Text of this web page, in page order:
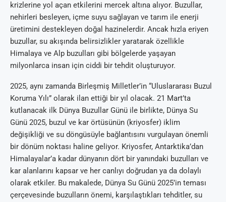
krizlerine yol açan etkilerini mercek altına alıyor. Buzullar,
nehirleri besleyen, içme suyu sağlayan ve tarım ile enerji
üretimini destekleyen doğal hazinelerdir. Ancak hızla eriyen
buzullar, su akışında belirsizlikler yaratarak özellikle
Himalaya ve Alp buzulları gibi bölgelerde yaşayan
milyonlarca insan için ciddi bir tehdit oluşturuyor.
2025, aynı zamanda Birleşmiş Milletler’in “Uluslararası Buzul
Koruma Yılı” olarak ilan ettiği bir yıl olacak. 21 Mart’ta
kutlanacak ilk Dünya Buzullar Günü ile birlikte, Dünya Su
Günü 2025, buzul ve kar örtüsünün (kriyosfer) iklim
değişikliği ve su döngüsüyle bağlantısını vurgulayan önemli
bir dönüm noktası haline geliyor. Kriyosfer, Antarktika’dan
Himalayalar’a kadar dünyanın dört bir yanındaki buzulları ve
kar alanlarını kapsar ve her canlıyı doğrudan ya da dolaylı
olarak etkiler. Bu makalede, Dünya Su Günü 2025’in teması
çerçevesinde buzulların önemi, karşılaştıkları tehditler, su